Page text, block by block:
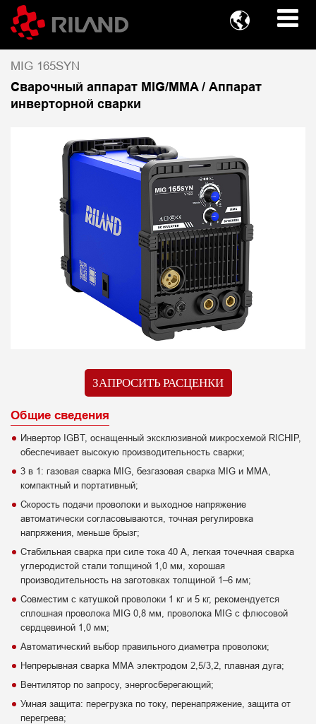

MIG 165SYN
Сварочный аппарат MIG/MMA / Аппарат
инверторной сварки
ЗАПРОСИТЬ РАСЦЕНКИ
Общие сведения
Инвертор IGBT, оснащенный эксклюзивной микросхемой RICHIP,
обеспечивает высокую производительность сварки;
3 в 1: газовая сварка MIG, безгазовая сварка MIG и MMA,
компактный и портативный;
Скорость подачи проволоки и выходное напряжение
автоматически согласовываются, точная регулировка
напряжения, меньше брызг;
Стабильная сварка при силе тока 40 А, легкая точечная сварка
углеродистой стали толщиной 1,0 мм, хорошая
производительность на заготовках толщиной 1–6 мм;
Совместим с катушкой проволоки 1 кг и 5 кг, рекомендуется
сплошная проволока MIG 0,8 мм, проволока MIG с флюсовой
сердцевиной 1,0 мм;
Автоматический выбор правильного диаметра проволоки;
Непрерывная сварка ММА электродом 2,5/3,2, плавная дуга;
Вентилятор по запросу, энергосберегающий;
Умная защита: перегрузка по току, перенапряжение, защита от
перегрева;